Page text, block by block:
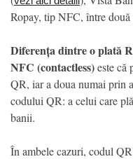
Ropay, tip NFC, între două
Diferența dintre o plată
NFC (contactless)este că
QR, iar a doua numai prin
codului QR: a celui care
banii.
În ambele cazuri, codul